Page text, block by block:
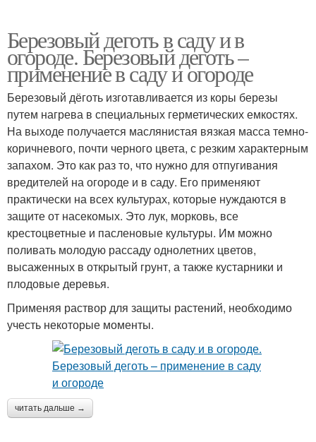
Березовый деготь в саду и в
огороде. Березовый деготь –
применение в саду и огороде
Березовый дёготь изготавливается из коры березы
путем нагрева в специальных герметических емкостях.
На выходе получается маслянистая вязкая масса темно-
коричневого, почти черного цвета, с резким характерным
запахом. Это как раз то, что нужно для отпугивания
вредителей на огороде и в саду. Его применяют
практически на всех культурах, которые нуждаются в
защите от насекомых. Это лук, морковь, все
крестоцветные и пасленовые культуры. Им можно
поливать молодую рассаду однолетних цветов,
высаженных в открытый грунт, а также кустарники и
плодовые деревья.
Применяя раствор для защиты растений, необходимо
учесть некоторые моменты.
читать дальше →